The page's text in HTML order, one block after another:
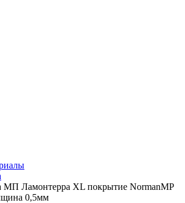
МП Ламонтерра XL покрытие NormanMP
0,5мм